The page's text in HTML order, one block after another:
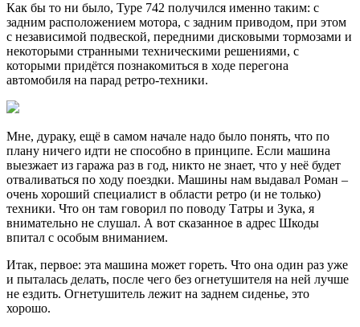
Как бы то ни было, Type 742 получился именно таким: с
задним расположением мотора, с задним приводом, при этом
с независимой подвеской, передними дисковыми тормозами и
некоторыми странными техническими решениями, с
которыми придётся познакомиться в ходе перегона
автомобиля на парад ретро-техники.
Мне, дураку, ещё в самом начале надо было понять, что по
плану ничего идти не способно в принципе. Если машина
выезжает из гаража раз в год, никто не знает, что у неё будет
отваливаться по ходу поездки. Машины нам выдавал Роман –
очень хороший специалист в области ретро (и не только)
техники. Что он там говорил по поводу Татры и Зука, я
внимательно не слушал. А вот сказанное в адрес Шкоды
впитал с особым вниманием.
Итак, первое: эта машина может гореть. Что она один раз уже
и пыталась делать, после чего без огнетушителя на ней лучше
не ездить. Огнетушитель лежит на заднем сиденье, это
хорошо.